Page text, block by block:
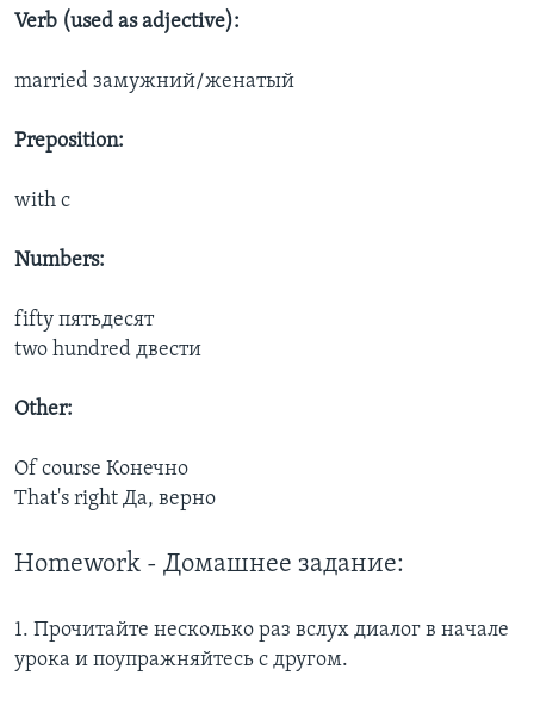
Verb (used as adjective):
married замужний/женатый
Preposition:
with с
Numbers:
fifty пятьдесят
two hundred двести
Other:
Of course Конечно
That's right Да, верно
Homework - Домашнее задание:
1. Прочитайте несколько раз вслух диалог в начале
урока и поупражняйтесь с другом.